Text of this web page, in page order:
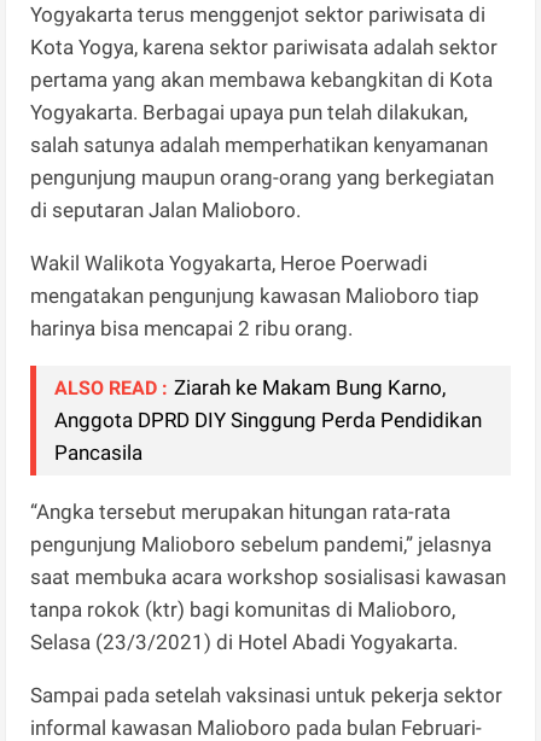
Yogyakarta terus menggenjot sektor pariwisata di
Kota Yogya, karena sektor pariwisata adalah sektor
pertama yang akan membawa kebangkitan di Kota
Yogyakarta. Berbagai upaya pun telah dilakukan,
salah satunya adalah memperhatikan kenyamanan
pengunjung maupun orang-orang yang berkegiatan
di seputaran Jalan Malioboro.
Wakil Walikota Yogyakarta, Heroe Poerwadi
mengatakan pengunjung kawasan Malioboro tiap
harinya bisa mencapai 2 ribu orang.
ALSO READ : Ziarah ke Makam Bung Karno,
Anggota DPRD DIY Singgung Perda Pendidikan
Pancasila
“Angka tersebut merupakan hitungan rata-rata
pengunjung Malioboro sebelum pandemi,” jelasnya
saat membuka acara workshop sosialisasi kawasan
tanpa rokok (ktr) bagi komunitas di Malioboro,
Selasa (23/3/2021) di Hotel Abadi Yogyakarta.
Sampai pada setelah vaksinasi untuk pekerja sektor
informal kawasan Malioboro pada bulan Februari-